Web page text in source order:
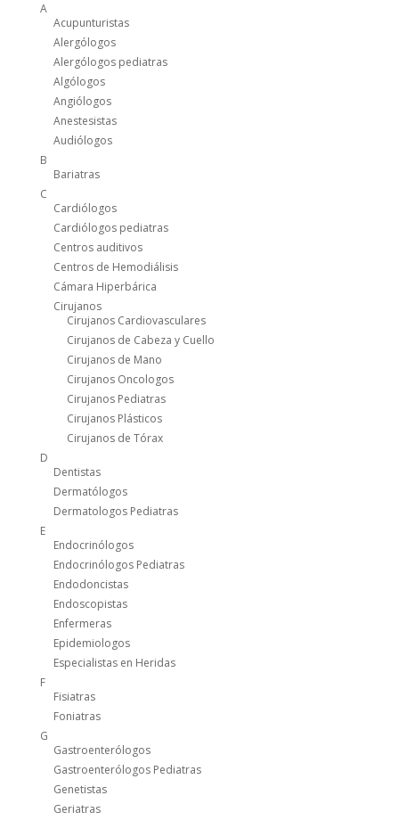
A
Acupunturistas
Alergólogos
Alergólogos pediatras
Algólogos
Angiólogos
Anestesistas
Audiólogos
B
Bariatras
C
Cardiólogos
Cardiólogos pediatras
Centros auditivos
Centros de Hemodiálisis
Cámara Hiperbárica
Cirujanos
Cirujanos Cardiovasculares
Cirujanos de Cabeza y Cuello
Cirujanos de Mano
Cirujanos Oncologos
Cirujanos Pediatras
Cirujanos Plásticos
Cirujanos de Tórax
D
Dentistas
Dermatólogos
Dermatologos Pediatras
E
Endocrinólogos
Endocrinólogos Pediatras
Endodoncistas
Endoscopistas
Enfermeras
Epidemiologos
Especialistas en Heridas
F
Fisiatras
Foniatras
G
Gastroenterólogos
Gastroenterólogos Pediatras
Genetistas
Geriatras